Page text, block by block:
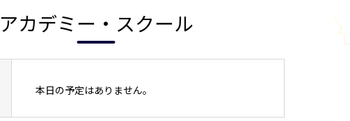
アカデミー・スクール
本日の予定はありません。